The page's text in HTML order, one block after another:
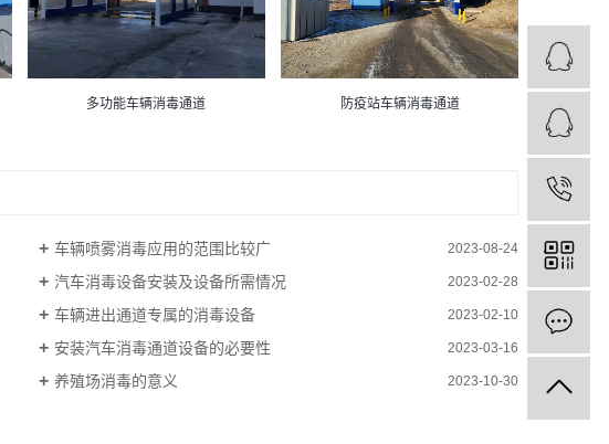
多功能车辆消毒通道 防疫站车辆消毒通道
车辆喷雾消毒应用的范围比较广 2023-08-24
汽车消毒设备安装及设备所需情况 2023-02-28
车辆进出通道专属的消毒设备 2023-02-10
安装汽车消毒通道设备的必要性 2023-03-16
养殖场消毒的意义 2023-10-30